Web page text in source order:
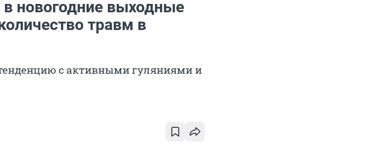
новогодние выходные
травм в
с активными гуляниями и